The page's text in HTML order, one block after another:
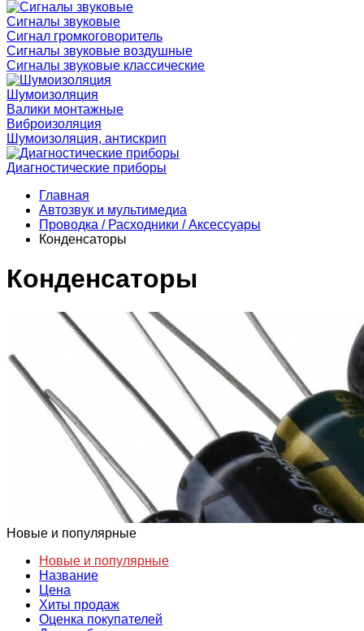
Сигналы звуковые
Сигнал громкоговоритель
Сигналы звуковые воздушные
Сигналы звуковые классические
Шумоизоляция
Валики монтажные
Виброизоляция
Шумоизоляция, антискрип
Диагностические приборы
Главная
Автозвук и мультимедиа
Проводка / Расходники / Аксессуары
Конденсаторы
Конденсаторы
Новые и популярные
Новые и популярные
Название
Цена
Хиты продаж
Оценка покупателей